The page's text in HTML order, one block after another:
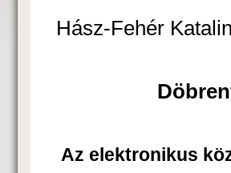
Hász-Fehér Katalin
Az elektronikus